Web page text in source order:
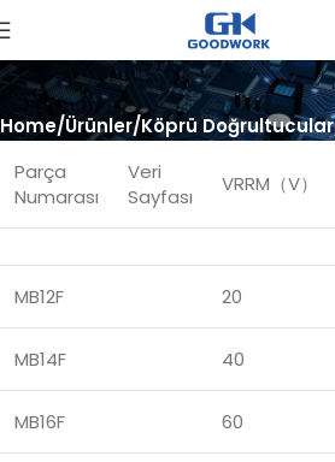
Home Ürünler Köprü Doğrultucular
Parça
Numarası
Veri
Sayfası
VRRM（V）
MB12F 20
MB14F 40
MB16F 60